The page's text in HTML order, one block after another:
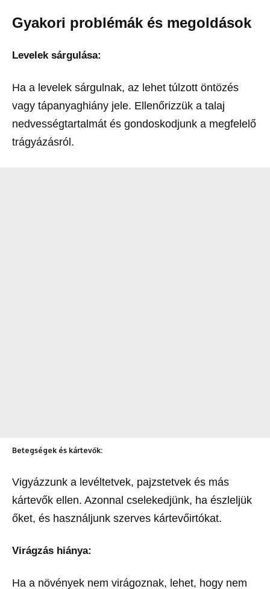
Gyakori problémák és megoldások
Levelek sárgulása:
Ha a levelek sárgulnak, az lehet túlzott öntözés
vagy tápanyaghiány jele. Ellenőrizzük a talaj
nedvességtartalmát és gondoskodjunk a megfelelő
trágyázásról.
Betegségek és kártevők:
Vigyázzunk a levéltetvek, pajzstetvek és más
kártevők ellen. Azonnal cselekedjünk, ha észleljük
őket, és használjunk szerves kártevőirtókat.
Virágzás hiánya:
Ha a növények nem virágoznak, lehet, hogy nem